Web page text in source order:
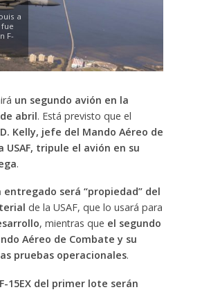
a
fue
F-
un segundo avión en la
abril. Está previsto que el
Kelly, jefe del Mando Aéreo de
USAF, tripule el avión en su
.
entregado será “propiedad” del
de la USAF, que lo usará para
, mientras que el segundo
Aéreo de Combate y su
pruebas operacionales.
15EX del primer lote serán